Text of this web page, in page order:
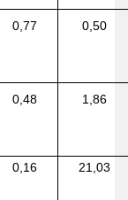
0,77 0,50
0,48 1,86
0,16 21,03